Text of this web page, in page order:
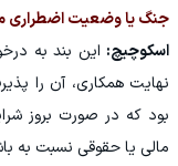
جنگ یا وضعیت اضطراری
اسکوچیچ: این بند به
نهایت همکاری، آن را
بود که در صورت بروز
مالی یا حقوقی نسبت به